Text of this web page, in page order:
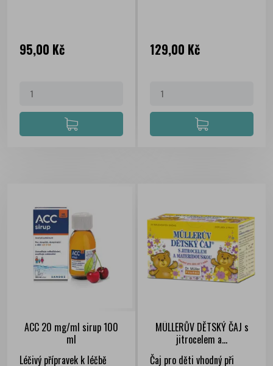
Cena
95,00 Kč Cena
129,00 Kč
ACC 20 mg/ml sirup 100
ml
Léčivý přípravek k léčbě
MÜLLERŮV DĚTSKÝ ČAJ s
jitrocelem a...
Čaj pro děti vhodný při